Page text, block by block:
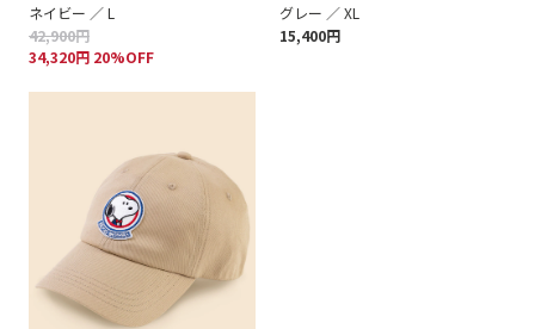
ネイビー ／ L
42,900円
34,320円 20%OFF
グレー ／ XL
15,400円